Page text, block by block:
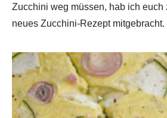
Zucchini weg müssen, hab ich euch
neues Zucchini-Rezept